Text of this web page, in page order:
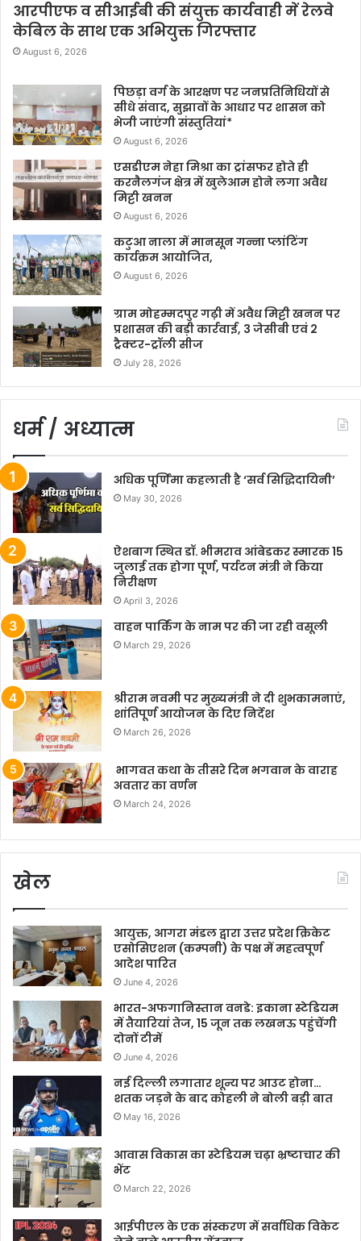
आरपीएफ व सीआईबी की संयुक्त कार्यवाही में रेलवे
केबिल के साथ एक अभियुक्त गिरफ्तार
August 6, 2026
पिछड़ा वर्ग के आरक्षण पर जनप्रतिनिधियों से
सीधे संवाद, सुझावों के आधार पर शासन को
भेजी जाएंगी संस्तुतियां*
August 6, 2026
एसडीएम नेहा मिश्रा का ट्रांसफर होते ही
करनैलगंज क्षेत्र में खुलेआम होने लगा अवैध
मिट्टी खनन
August 6, 2026
कटुआ नाला में मानसून गन्ना प्लांटिंग
कार्यक्रम आयोजित,
August 6, 2026
ग्राम मोहम्मदपुर गढ़ी में अवैध मिट्टी खनन पर
प्रशासन की बड़ी कार्रवाई, 3 जेसीबी एवं 2
ट्रैक्टर-ट्रॉली सीज
July 28, 2026
धर्म / अध्यात्म
अधिक पूर्णिमा कहलाती है ‘सर्व सिद्धिदायिनी’
May 30, 2026
ऐशबाग स्थित डॉ. भीमराव आंबेडकर स्मारक 15
जुलाई तक होगा पूर्ण, पर्यटन मंत्री ने किया
निरीक्षण
April 3, 2026
वाहन पार्किंग के नाम पर की जा रही वसूली
March 29, 2026
श्रीराम नवमी पर मुख्यमंत्री ने दी शुभकामनाएं,
शांतिपूर्ण आयोजन के दिए निर्देश
March 26, 2026
भागवत कथा के तीसरे दिन भगवान के वाराह
अवतार का वर्णन
March 24, 2026
खेल
आयुक्त, आगरा मंडल द्वारा उत्तर प्रदेश क्रिकेट
एसोसिएशन (कम्पनी) के पक्ष में महत्वपूर्ण
आदेश पारित
June 4, 2026
भारत-अफगानिस्तान वनडे: इकाना स्टेडियम
में तैयारियां तेज, 15 जून तक लखनऊ पहुंचेंगी
दोनों टीमें
June 4, 2026
नई दिल्ली लगातार शून्य पर आउट होना…
शतक जड़ने के बाद कोहली ने बोली बड़ी बात
May 16, 2026
आवास विकास का स्टेडियम चढ़ा भ्रष्टाचार की
भेंट
March 22, 2026
आईपीएल के एक संस्करण में सर्वाधिक विकेट